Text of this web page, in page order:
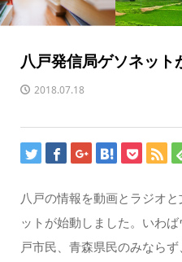
八戸発信局ゲソネット
2018.07.18
八戸の情報を動画とラジオ
ットが始動しました。いわ
戸市民、青森県民のみなら